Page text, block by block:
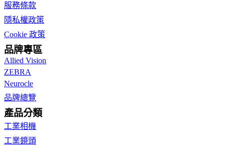
服務條款
隱私權政策
Cookie 政策
品牌專區
Allied Vision
ZEBRA
Neurocle
品牌總覽
產品分類
工業相機
工業鏡頭